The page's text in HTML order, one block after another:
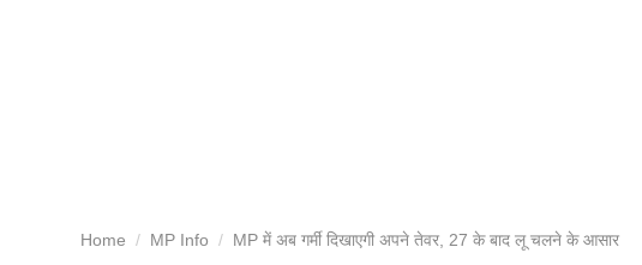
Home MP Info MP में अब गर्मी दिखाएगी अपने तेवर, 27 के बाद लू चलने के आसार